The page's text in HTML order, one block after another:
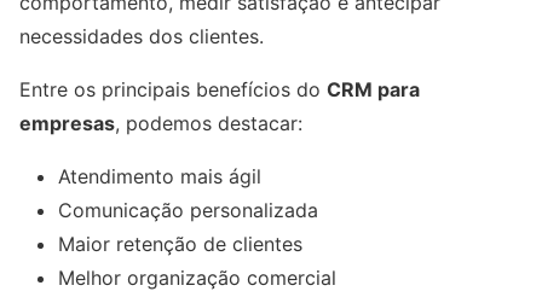
necessidades dos clientes.
Entre os principais benefícios do CRM para
empresas, podemos destacar:
Atendimento mais ágil
Comunicação personalizada
Maior retenção de clientes
Melhor organização comercial